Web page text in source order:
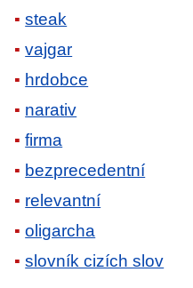
steak
vajgar
hrdobce
narativ
firma
bezprecedentní
relevantní
oligarcha
slovník cizích slov